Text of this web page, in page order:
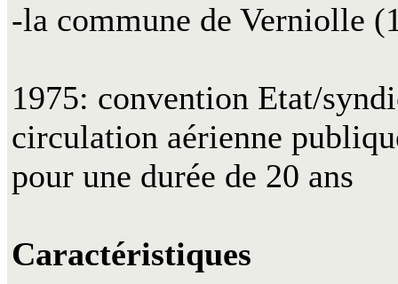
-la commune de Verniolle
1975: convention Etat/
circulation aérienne
pour une durée de 20 ans
Caractéristiques